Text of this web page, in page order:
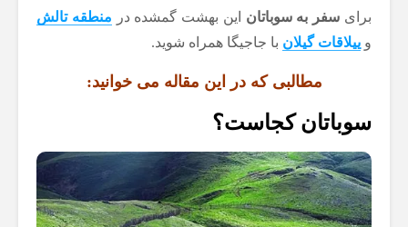
برای سفر به سوباتان این بهشت گمشده در منطقه تالش
و ییلاقات گیلان با جاجیگا همراه شوید.
مطالبی که در این مقاله می خوانید:
سوباتان کجاست؟